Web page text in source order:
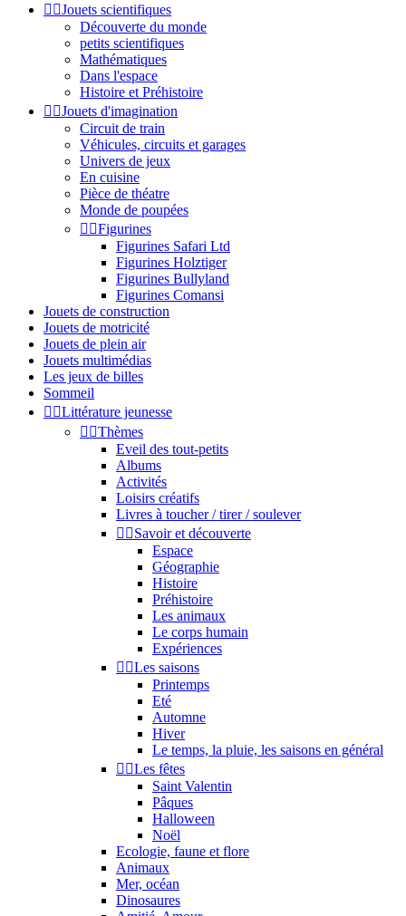
 Jouets scientifiques
Découverte du monde
petits scientifiques
Mathématiques
Dans l'espace
Histoire et Préhistoire
 Jouets d'imagination
Circuit de train
Véhicules, circuits et garages
Univers de jeux
En cuisine
Pièce de théatre
Monde de poupées
 Figurines
Figurines Safari Ltd
Figurines Holztiger
Figurines Bullyland
Figurines Comansi
Jouets de construction
Jouets de motricité
Jouets de plein air
Jouets multimédias
Les jeux de billes
Sommeil
 Littérature jeunesse
 Thèmes
Eveil des tout-petits
Albums
Activités
Loisirs créatifs
Livres à toucher / tirer / soulever
 Savoir et découverte
Espace
Géographie
Histoire
Préhistoire
Les animaux
Le corps humain
Expériences
 Les saisons
Printemps
Eté
Automne
Hiver
Le temps, la pluie, les saisons en général
 Les fêtes
Saint Valentin
Pâques
Halloween
Noël
Ecologie, faune et flore
Animaux
Mer, océan
Dinosaures